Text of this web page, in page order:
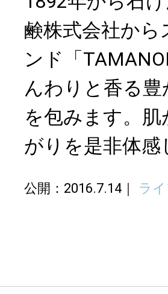
鹸株式会社か
ンド「
んわりと香る
を包みます。
がりを是非体
公開：2016.7.14 ラ